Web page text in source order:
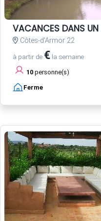
VACANCES DANS UN
Côtes-d'Armor 22
à partir de € la semaine
10 personne(s)
Ferme